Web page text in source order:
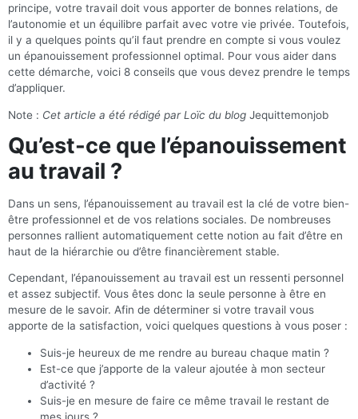
principe, votre travail doit vous apporter de bonnes relations, de
l’autonomie et un équilibre parfait avec votre vie privée. Toutefois,
il y a quelques points qu’il faut prendre en compte si vous voulez
un épanouissement professionnel optimal. Pour vous aider dans
cette démarche, voici 8 conseils que vous devez prendre le temps
d’appliquer.
Note : Cet article a été rédigé par Loïc du blog Jequittemonjob
Qu’est-ce que l’épanouissement
au travail ?
Dans un sens, l’épanouissement au travail est la clé de votre bien-
être professionnel et de vos relations sociales. De nombreuses
personnes rallient automatiquement cette notion au fait d’être en
haut de la hiérarchie ou d’être financièrement stable.
Cependant, l’épanouissement au travail est un ressenti personnel
et assez subjectif. Vous êtes donc la seule personne à être en
mesure de le savoir. Afin de déterminer si votre travail vous
apporte de la satisfaction, voici quelques questions à vous poser :
Suis-je heureux de me rendre au bureau chaque matin ?
Est-ce que j’apporte de la valeur ajoutée à mon secteur
d’activité ?
Suis-je en mesure de faire ce même travail le restant de